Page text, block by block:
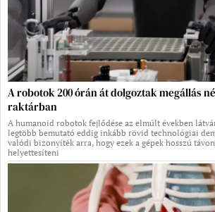
A robotok 200 órán át dolgoztak megállás
raktárban
A humanoid robotok fejlődése az elmúlt években
legtöbb bemutató eddig inkább rövid technológiai
valódi bizonyíték arra, hogy ezek a gépek hosszú
helyettesíteni